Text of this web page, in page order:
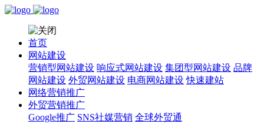
首页
网站建设
营销型网站建设 响应式网站建设 集团型网站建设 品牌
网站建设 外贸网站建设 电商网站建设 快速建站
网络营销推广
外贸营销推广
Google推广 SNS社媒营销 全球外贸通